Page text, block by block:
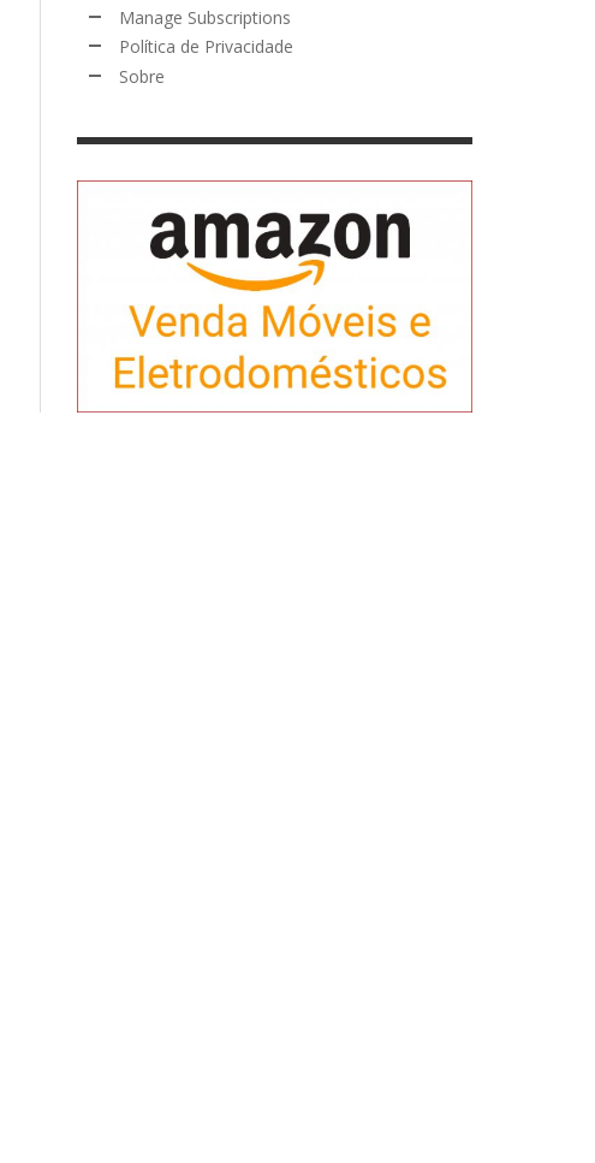
Manage Subscriptions
Política de Privacidade
Sobre